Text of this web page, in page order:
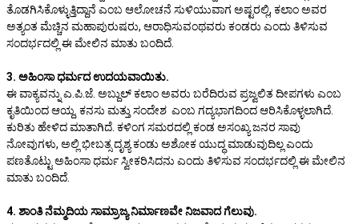
ತೊಡಗಿಸಿಕೊಳ್ಳುತ್ತಿದ್ದಾನೆ ಎಂಬ ಆಲೋಚನೆ ಸುಳಿಯುವಾಗ ಅಷ್ಟರಲ್ಲಿ, ಕಲಾಂ ಅವರ
ಅತ್ಯಂತ ಮೆಚ್ಚಿನ ಮಹಾಪುರುಷರು, ಆರಾಧಿಸುವಂಥವರು ಕಂಡರು ಎಂದು ತಿಳಿಸುವ
ಸಂದರ್ಭದಲ್ಲಿ ಈ ಮೇಲಿನ ಮಾತು ಬಂದಿದೆ.
3. ಅಹಿಂಸಾ ಧರ್ಮದ ಉದಯವಾಯಿತು.
ಈ ವಾಕ್ಯವನ್ನು ಎ.ಪಿ.ಜೆ. ಅಬ್ದುಲ್ ಕಲಾಂ ಅವರು ಬರೆದಿರುವ ಪ್ರಜ್ವಲಿತ ದೀಪಗಳು ಎಂಬ
ಕೃತಿಯಿಂದ ಆಯ್ದ. ಕನಸು ಮತ್ತು ಸಂದೇಶ ಎಂಬ ಗದ್ಯಭಾಗದಿಂದ ಆರಿಸಿಕೊಳ್ಳಲಾಗಿದೆ.
ಕುರಿತು ಹೇಳಿದ ಮಾತಾಗಿದೆ. ಕಳಿಂಗ ಸಮರದಲ್ಲಿ ಕಂಡ ಅಸಂಖ್ಯ ಜನರ ಸಾವು
ನೋವುಗಳು, ಅಲ್ಲಿ ಭೀಬತ್ಸ ದೃಶ್ಯ ಕಂಡು ಅಶೋಕ ಯುದ್ಧ ಮಾಡುವುದಿಲ್ಲ ಎಂದು
ಪಣತೊಟ್ಟು ಅಹಿಂಸಾ ಧರ್ಮ ಸ್ವೀಕರಿಸಿದನು ಎಂದು ತಿಳಿಸುವ ಸಂದರ್ಭದಲ್ಲಿ ಈ ಮೇಲಿನ
ಮಾತು ಬಂದಿದೆ.
4. ಶಾಂತಿ ನೆಮ್ಮದಿಯ ಸಾಮ್ರಾಜ್ಯ ನಿರ್ಮಾಣವೇ ನಿಜವಾದ ಗೆಲುವು.